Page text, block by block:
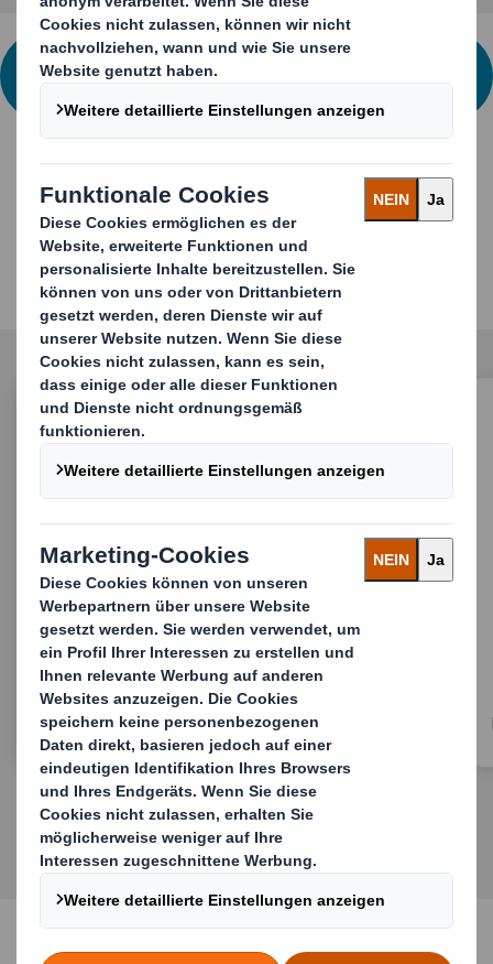
KONTAKTIEREN SIE UNS FÜR WEITERE
INFORMATIONEN
Lernen Sie unsere
Wellpappschalen kennen
Tomaten